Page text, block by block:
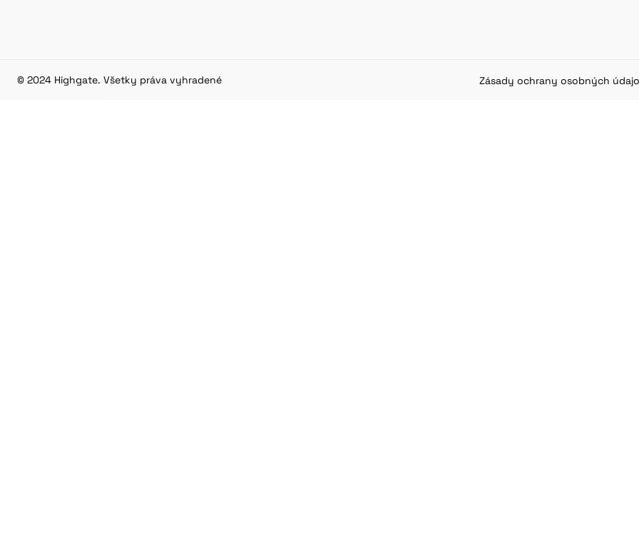
© 2024 Highgate. Všetky práva vyhradené Zásady ochrany osobných